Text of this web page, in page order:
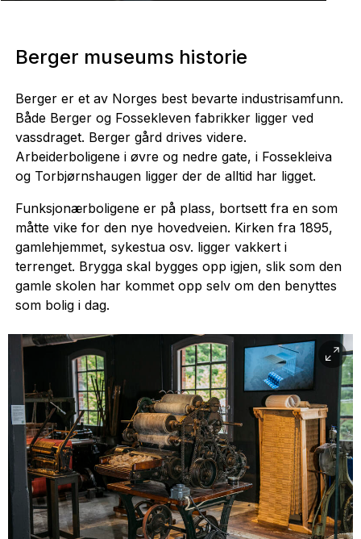
Berger museums historie
Berger er et av Norges best bevarte industrisamfunn.
Både Berger og Fossekleven fabrikker ligger ved
vassdraget. Berger gård drives videre.
Arbeiderboligene i øvre og nedre gate, i Fossekleiva
og Torbjørnshaugen ligger der de alltid har ligget.
Funksjonærboligene er på plass, bortsett fra en som
måtte vike for den nye hovedveien. Kirken fra 1895,
gamlehjemmet, sykestua osv. ligger vakkert i
terrenget. Brygga skal bygges opp igjen, slik som den
gamle skolen har kommet opp selv om den benyttes
som bolig i dag.